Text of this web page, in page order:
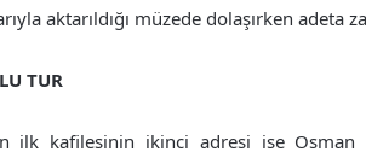
aktarıldığı müzede dolaşırken adeta
TUR
ilk kafilesinin ikinci adresi ise